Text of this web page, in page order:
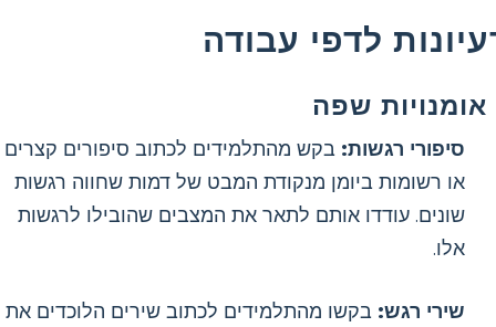
לדפי עבודה
אומנויות שפה
סיפורי רגשות: בקש מהתלמידים לכתוב סיפורים קצרים
או רשומות ביומן מנקודת המבט של דמות שחווה רגשות
שונים. עודדו אותם לתאר את המצבים שהובילו לרגשות
אלו.
שירי רגש: בקשו מהתלמידים לכתוב שירים הלוכדים את